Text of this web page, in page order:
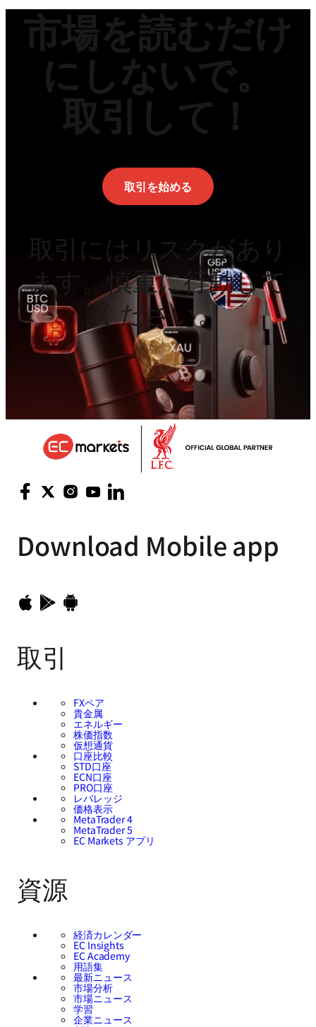
市場を読むだけ
にしないで。
取引して！
取引を始める
取引にはリスクがあり
ます。慎重に行動して
ください。
Download Mobile app
取引
FXペア
貴金属
エネルギー
株価指数
仮想通貨
口座比較
STD口座
ECN口座
PRO口座
レバレッジ
価格表示
MetaTrader 4
MetaTrader 5
EC Markets アプリ
資源
経済カレンダー
EC Insights
EC Academy
用語集
最新ニュース
市場分析
市場ニュース
学習
企業ニュース